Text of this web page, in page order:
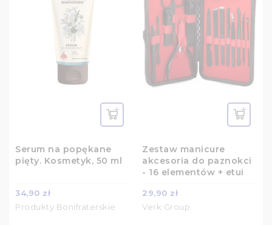
Serum na popękane
pięty. Kosmetyk, 50 ml
34,90 zł
Produkty Bonifraterskie
Zestaw manicure
akcesoria do paznokci
- 16 elementów + etui
29,90 zł
Verk Group